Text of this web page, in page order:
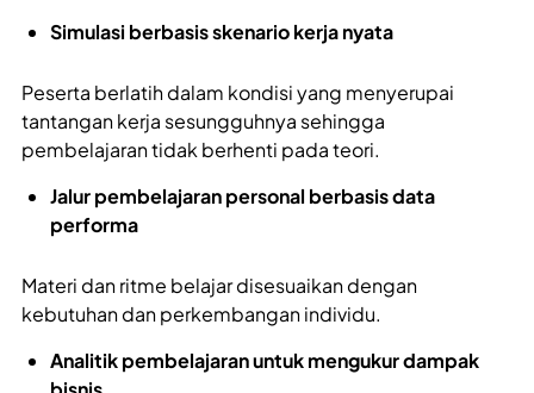
Simulasi berbasis skenario kerja nyata
Peserta berlatih dalam kondisi yang menyerupai
tantangan kerja sesungguhnya sehingga
pembelajaran tidak berhenti pada teori.
Jalur pembelajaran personal berbasis data
performa
Materi dan ritme belajar disesuaikan dengan
kebutuhan dan perkembangan individu.
Analitik pembelajaran untuk mengukur dampak